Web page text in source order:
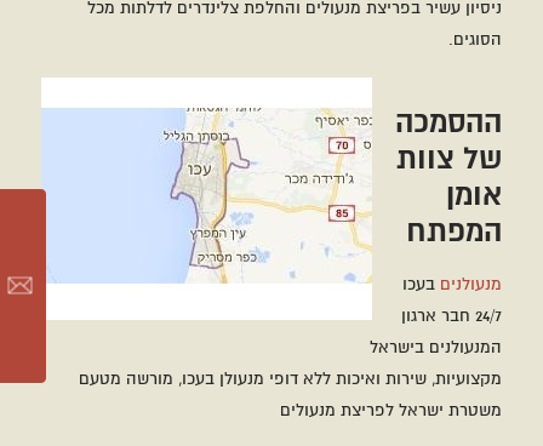
ניסיון עשיר בפריצת מנעולים והחלפת צלינדרים לדלתות מכל
הסוגים.
ההסמכה
של צוות
אומן
המפתח
מנעולנים בעכו
24/7 חבר ארגון
המנעולנים בישראל
מקצועיות, שירות ואיכות ללא דופי מנעולן בעכו, מורשה מטעם
משטרת ישראל לפריצת מנעולים